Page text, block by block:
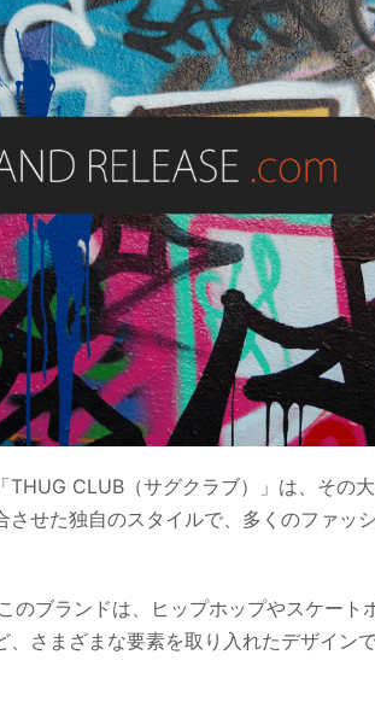
CLUB（サグクラブ）」は、その
させた独自のスタイルで、多くのファッ
のブランドは、ヒップホップやスケート
、さまざまな要素を取り入れたデザイン